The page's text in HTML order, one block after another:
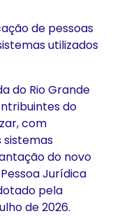
de pessoas
utilizados
do Rio Grande
do
com
sistemas
do novo
Jurídica
pela
de 2026.